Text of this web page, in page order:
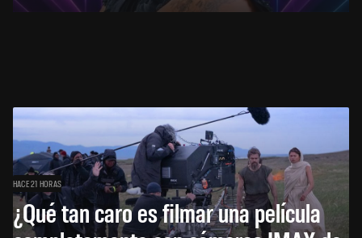
HACE 21 HORAS
¿Qué tan caro es filmar una película